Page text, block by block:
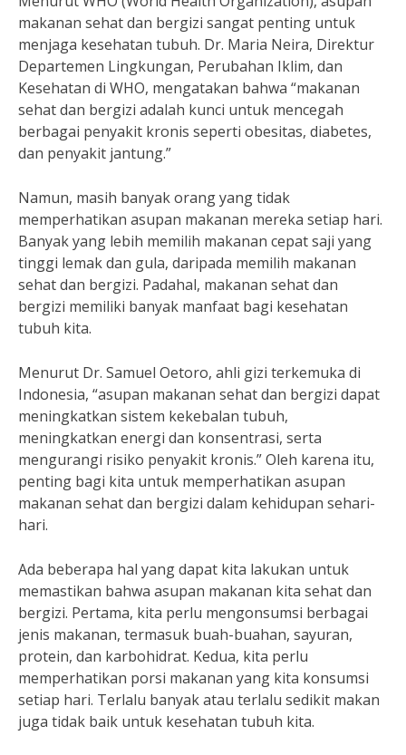
makanan sehat dan bergizi sangat penting untuk
menjaga kesehatan tubuh. Dr. Maria Neira, Direktur
Departemen Lingkungan, Perubahan Iklim, dan
Kesehatan di WHO, mengatakan bahwa “makanan
sehat dan bergizi adalah kunci untuk mencegah
berbagai penyakit kronis seperti obesitas, diabetes,
dan penyakit jantung.”
Namun, masih banyak orang yang tidak
memperhatikan asupan makanan mereka setiap hari.
Banyak yang lebih memilih makanan cepat saji yang
tinggi lemak dan gula, daripada memilih makanan
sehat dan bergizi. Padahal, makanan sehat dan
bergizi memiliki banyak manfaat bagi kesehatan
tubuh kita.
Menurut Dr. Samuel Oetoro, ahli gizi terkemuka di
Indonesia, “asupan makanan sehat dan bergizi dapat
meningkatkan sistem kekebalan tubuh,
meningkatkan energi dan konsentrasi, serta
mengurangi risiko penyakit kronis.” Oleh karena itu,
penting bagi kita untuk memperhatikan asupan
makanan sehat dan bergizi dalam kehidupan sehari-
hari.
Ada beberapa hal yang dapat kita lakukan untuk
memastikan bahwa asupan makanan kita sehat dan
bergizi. Pertama, kita perlu mengonsumsi berbagai
jenis makanan, termasuk buah-buahan, sayuran,
protein, dan karbohidrat. Kedua, kita perlu
memperhatikan porsi makanan yang kita konsumsi
setiap hari. Terlalu banyak atau terlalu sedikit makan
juga tidak baik untuk kesehatan tubuh kita.